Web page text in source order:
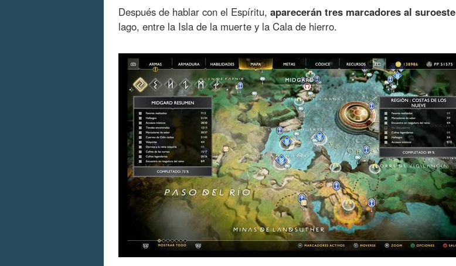
Después de hablar con el Espíritu, aparecerán tres marcadores al suroeste
lago, entre la Isla de la muerte y la Cala de hierro.